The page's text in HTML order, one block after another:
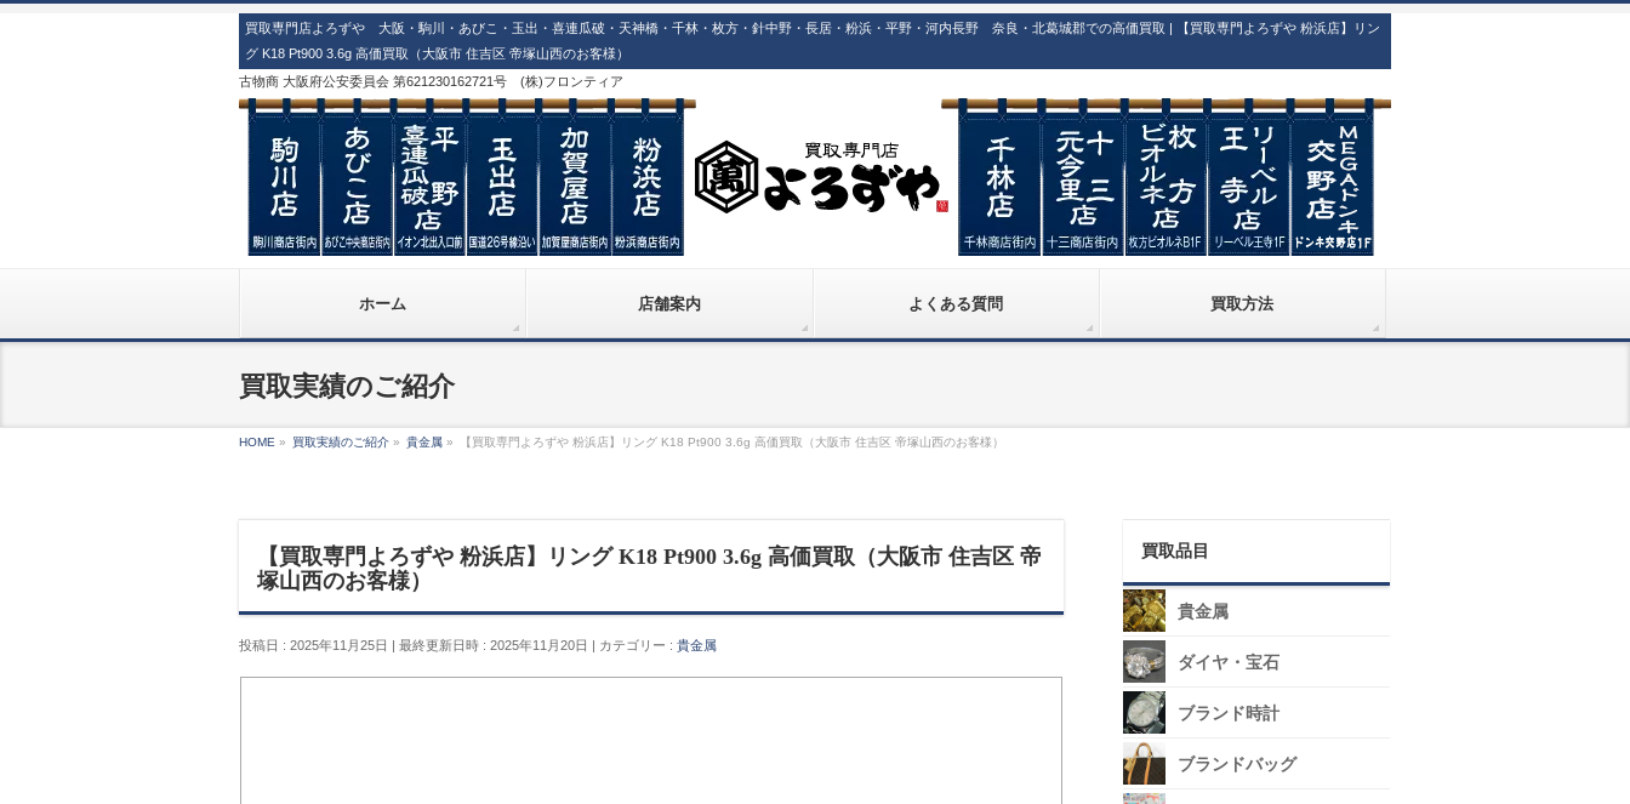
買取専門店よろずや 大阪・駒川・あびこ・玉出・喜連瓜破・天神橋・千林・枚方・針中野・長居・粉浜・平野・河内長野 奈良・北葛城郡での高価買取 | 【買取専門よろずや 粉浜店】リン
グ K18 Pt900 3.6g 高価買取（大阪市 住吉区 帝塚山西のお客様）
古物商 大阪府公安委員会 第621230162721号 (株)フロンティア
ホーム 店舗案内 よくある質問 買取方法
買取実績のご紹介
HOME » 買取実績のご紹介 » 貴金属 » 【買取専門よろずや 粉浜店】リング K18 Pt900 3.6g 高価買取（大阪市 住吉区 帝塚山西のお客様）
【買取専門よろずや 粉浜店】リング K18 Pt900 3.6g 高価買取（大阪市 住吉区 帝
塚山西のお客様）
投稿日 : 2025年11月25日 最終更新日時 : 2025年11月20日 カテゴリー : 貴金属
買取品目
貴金属
ダイヤ・宝石
ブランド時計
ブランドバッグ